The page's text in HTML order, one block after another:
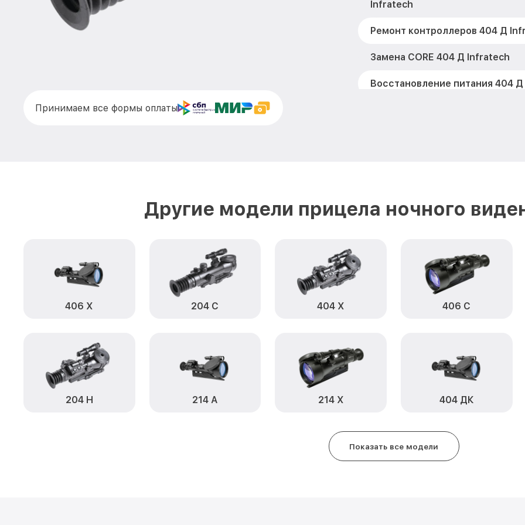
Infratech
Ремонт контроллеров 404 Д
Замена CORE 404 Д Infratech
Восстановление питания 404
Ремонт встроенного
устройств 404 Д Infratech
Ремонт цепи питания 404 Д
Замена USB порта 404 Д
Замена аккумулятора 404 Д
Замена корпуса 404 Д Infratech
Замена дисплея (экрана) 404 Д
Прошивка (Обновление ПО) 404
Ремонт платы управления
Принимаем все формы оплаты
Другие модели прицела ночного
406 Х 204 С 404 Х 406 С
204 Н 214 А 214 Х 404 ДК
Показать все модели